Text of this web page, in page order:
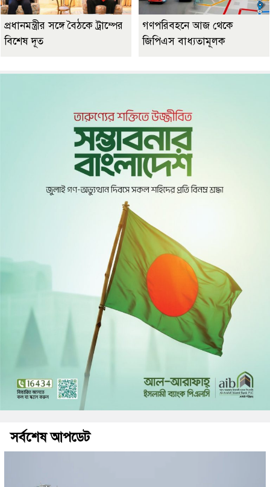
প্রধানমন্ত্রীর সঙ্গে বৈঠকে ট্রাম্পের
বিশেষ দূত
গণপরিবহনে আজ থেকে
জিপিএস বাধ্যতামূলক
সর্বশেষ আপডেট